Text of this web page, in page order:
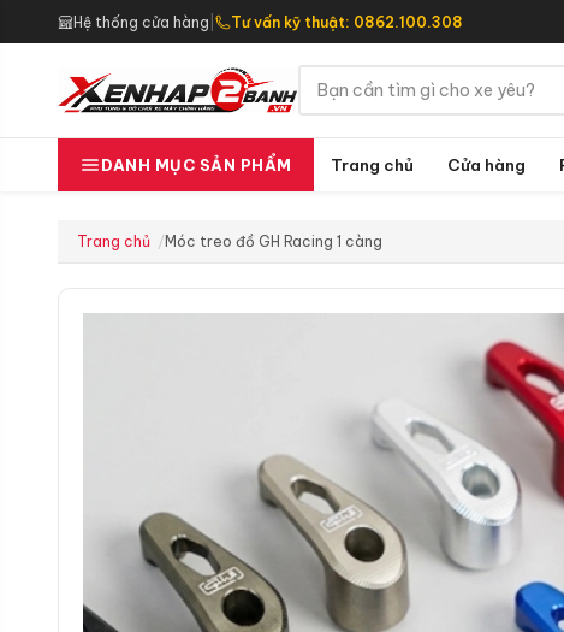
Hệ thống cửa hàng Tư vấn kỹ thuật: 0862.100.308
DANH MỤC SẢN PHẨM Trang chủ Cửa hàng
Trang chủ Móc treo đồ GH Racing 1 càng